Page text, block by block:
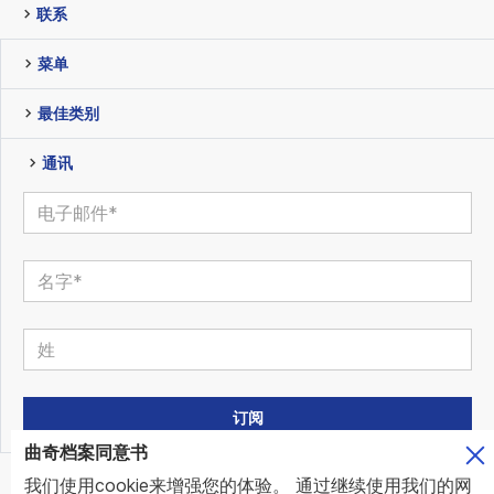
联系
菜单
最佳类别
通讯
© www.mundo.expert | All Rights Reserved | Powered by
曲奇档案同意书
我们使用cookie来增强您的体验。 通过继续使用我们的网